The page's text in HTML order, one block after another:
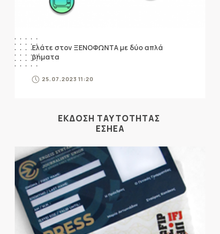
Ελάτε στον ΞΕΝΟΦΩΝΤΑ με δύο απλά
βήματα
25.07.2023 11:20
ΕΚΔΟΣΗ ΤΑΥΤΟΤΗΤΑΣ
ΕΣΗΕΑ